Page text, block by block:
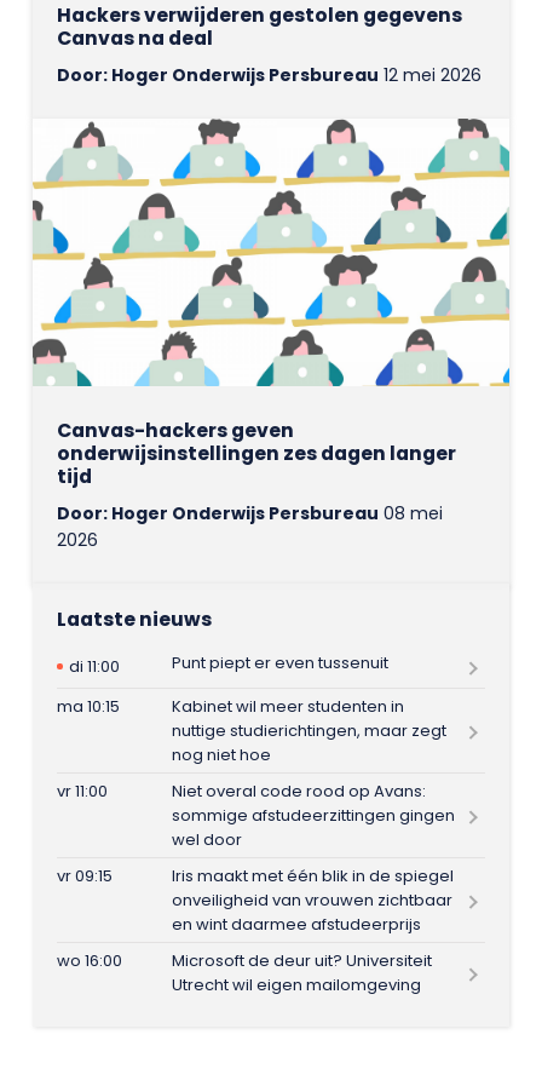
Hackers verwijderen gestolen gegevens
Canvas na deal
Door: Hoger Onderwijs Persbureau 12 mei 2026
Canvas-hackers geven
onderwijsinstellingen zes dagen langer
tijd
Door: Hoger Onderwijs Persbureau 08 mei
2026
Laatste nieuws
di 11:00
Punt piept er even tussenuit
ma 10:15
Kabinet wil meer studenten in
nuttige studierichtingen, maar zegt
nog niet hoe
vr 11:00
Niet overal code rood op Avans:
sommige afstudeerzittingen gingen
wel door
vr 09:15
Iris maakt met één blik in de spiegel
onveiligheid van vrouwen zichtbaar
en wint daarmee afstudeerprijs
wo 16:00
Microsoft de deur uit? Universiteit
Utrecht wil eigen mailomgeving